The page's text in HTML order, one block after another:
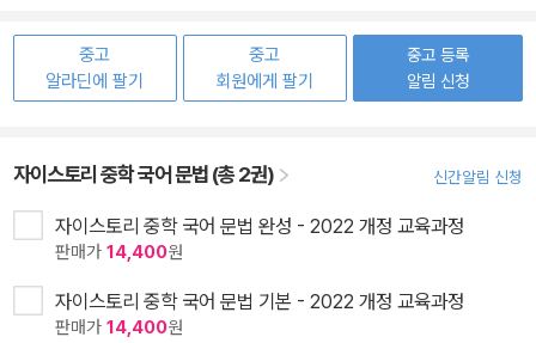
중고
알라딘에 팔기
중고
회원에게 팔기
중고 등록
알림 신청
자이스토리 중학 국어 문법 (총 2권) 신간알림 신청
자이스토리 중학 국어 문법 완성 - 2022 개정 교육과정
판매가 14,400원
자이스토리 중학 국어 문법 기본 - 2022 개정 교육과정
판매가 14,400원